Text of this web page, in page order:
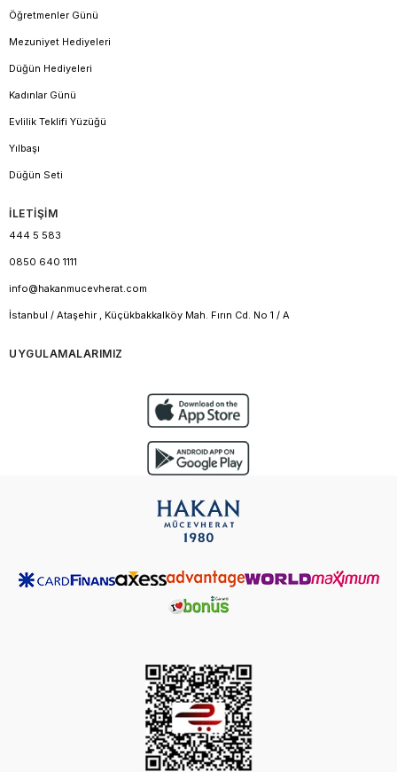
Öğretmenler Günü
Mezuniyet Hediyeleri
Düğün Hediyeleri
Kadınlar Günü
Evlilik Teklifi Yüzüğü
Yılbaşı
Düğün Seti
İLETİŞİM
444 5 583
0850 640 1111
info@hakanmucevherat.com
İstanbul / Ataşehir , Küçükbakkalköy Mah. Fırın Cd. No 1 / A
UYGULAMALARIMIZ